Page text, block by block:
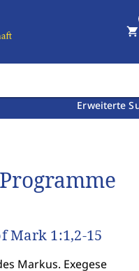
Erweiterte
shopping_cart
Mark 1:1,2-15
Markus. Exegese